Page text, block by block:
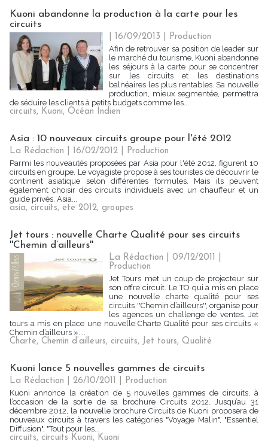
Kuoni abandonne la production à la carte pour les
circuits
| 16/09/2013
Production
Afin de retrouver sa position de leader sur
le marché du tourisme, Kuoni abandonne
les séjours à la carte pour se concentrer
sur les circuits et les destinations
balnéaires les plus rentables. Sa nouvelle
production, mieux segmentée, permettra
de séduire les clients à petits budgets comme les...
circuits, Kuoni, Océan Indien
Asia : 10 nouveaux circuits groupe pour l'été 2012
La Rédaction | 16/02/2012
Production
Parmi les nouveautés proposées par Asia pour l'été 2012, figurent 10
circuits en groupe. Le voyagiste propose à ses touristes de découvrir le
continent asiatique selon différentes formules. Mais ils peuvent
également choisir des circuits individuels avec un chauffeur et un
guide privés. Asia...
asia, circuits, ete 2012, groupes
Jet tours : nouvelle Charte Qualité pour ses circuits
''Chemin d’ailleurs''
La Rédaction | 09/12/2011
Production
Jet Tours met un coup de projecteur sur
son offre circuit. Le TO qui a mis en place
une nouvelle charte qualité pour ses
circuits ''Chemin d’ailleurs'', organise pour
les agences un challenge de ventes. Jet
tours a mis en place une nouvelle Charte Qualité pour ses circuits «
Chemin d’ailleurs »....
Charte, Chemin d’ailleurs, circuits, Jet tours, Qualité
Kuoni lance 5 nouvelles gammes de circuits
La Rédaction | 26/10/2011
Production
Kuoni annonce la création de 5 nouvelles gammes de circuits, à
l’occasion de la sortie de sa brochure Circuits 2012. Jusqu’au 31
décembre 2012, la nouvelle brochure Circuits de Kuoni proposera de
nouveaux circuits à travers les catégories "Voyage Malin", "Essentiel
Diffusion", "Tout pour les...
circuits, circuits Kuoni, Kuoni